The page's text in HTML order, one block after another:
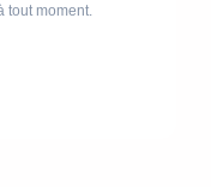
tout moment.